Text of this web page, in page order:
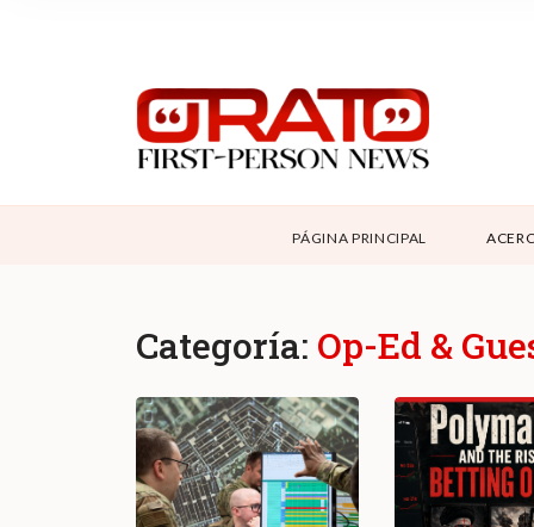
SUPPORT
CONTÁCTANOS
PÁGINA PRINCIPAL
Categoría: Op-Ed &